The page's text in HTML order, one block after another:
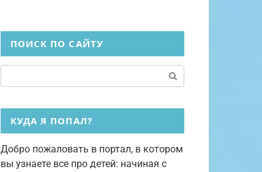
ПОИСК ПО САЙТУ
КУДА Я ПОПАЛ?
Добро пожаловать в портал, в котором
вы узнаете все про детей: начиная с